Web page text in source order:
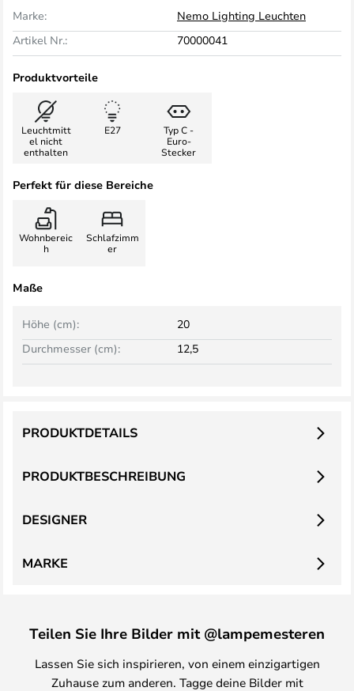
Marke:
Nemo Lighting Leuchten
Artikel Nr.:
70000041
Produktvorteile
Leuchtmitt
el nicht
enthalten
E27
Typ C -
Euro-
Stecker
Perfekt für diese Bereiche
Wohnbereic
h
Schlafzimm
er
Maße
Höhe (cm):
20
Durchmesser (cm):
12,5
PRODUKTBESCHREIBUNG
PRODUKTDETAILS
DESIGNER
MARKE
Teilen Sie Ihre Bilder mit @lampemesteren
Lassen Sie sich inspirieren, von einem einzigartigen
Zuhause zum anderen. Tagge deine Bilder mit